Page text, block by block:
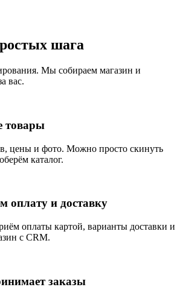
шага
Мы собираем магазин и
вас.
товары
цены и фото. Можно просто скинуть
каталог.
оплату и доставку
оплаты картой, варианты доставки и
с CRM.
заказы